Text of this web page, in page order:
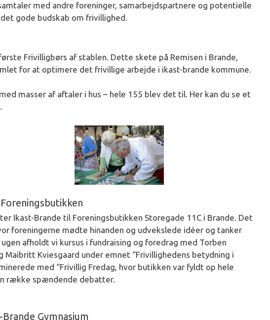
med andre foreninger, samarbejdspartnere og potentielle
gode budskab om frivillighed.
Frivilligbørs af stablen. Dette skete på Remisen i Brande,
for at optimere det frivillige arbejde i ikast-brande kommune.
masser af aftaler i hus – hele 155 blev det til. Her kan du se et
Ikast-Brande til Foreningsbutikken Storegade 11C i Brande. Det
foreningerne mødte hinanden og udvekslede idéer og tanker
afholdt vi kursus i fundraising og foredrag med Torben
Maibritt Kviesgaard under emnet “Frivillighedens betydning i
med “Frivillig Fredag, hvor butikken var fyldt op hele
række spændende debatter.
Gymnasium